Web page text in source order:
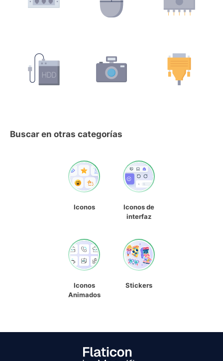
Buscar en otras categorías
Iconos
Iconos de
interfaz
Iconos
Animados
Stickers